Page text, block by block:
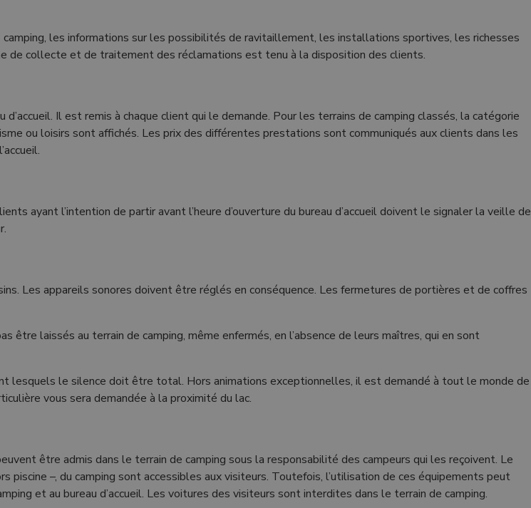
les informations sur les possibilités de ravitaillement, les installations sportives, les richesses
de collecte et de traitement des réclamations est tenu à la disposition des clients.
Il est remis à chaque client qui le demande. Pour les terrains de camping classés, la catégorie
ou loisirs sont affichés. Les prix des différentes prestations sont communiqués aux clients dans les
ayant l’intention de partir avant l’heure d’ouverture du bureau d’accueil doivent le signaler la veille de
Les appareils sonores doivent être réglés en conséquence. Les fermetures de portières et de coffres
laissés au terrain de camping, même enfermés, en l’absence de leurs maîtres, qui en sont
lesquels le silence doit être total. Hors animations exceptionnelles, il est demandé à tout le monde de
vous sera demandée à la proximité du lac.
être admis dans le terrain de camping sous la responsabilité des campeurs qui les reçoivent. Le
–, du camping sont accessibles aux visiteurs. Toutefois, l’utilisation de ces équipements peut
et au bureau d’accueil. Les voitures des visiteurs sont interdites dans le terrain de camping.